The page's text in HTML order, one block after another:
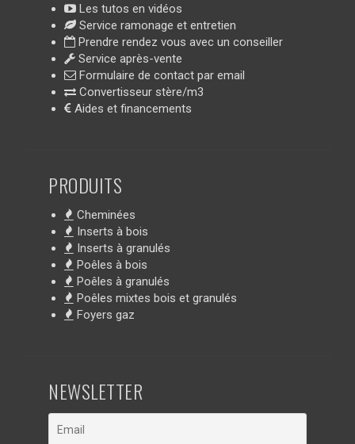
Les tutos en vidéos
Service ramonage et entretien
Prendre rendez vous avec un conseiller
Service après-vente
Formulaire de contact par email
Convertisseur stère/m3
Aides et financements
PRODUITS
Cheminées
Inserts à bois
Inserts à granulés
Poêles à bois
Poêles à granulés
Poêles mixtes bois et granulés
Foyers gaz
NEWSLETTER